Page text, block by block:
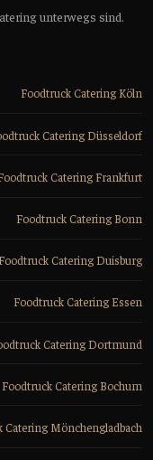
unterwegs sind.
Foodtruck Catering Köln
Catering Düsseldorf
Catering Frankfurt
Foodtruck Catering Bonn
Catering Duisburg
Foodtruck Catering Essen
Catering Dortmund
Foodtruck Catering Bochum
Catering Mönchengladbach